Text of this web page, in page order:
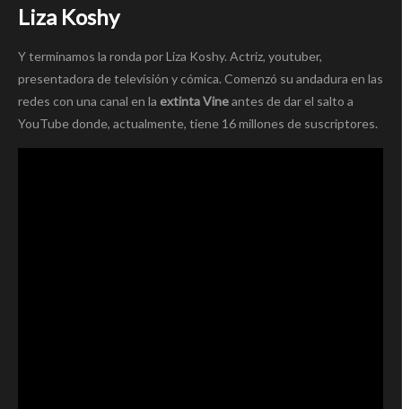
Liza Koshy
Y terminamos la ronda por Liza Koshy. Actriz, youtuber,
presentadora de televisión y cómica. Comenzó su andadura en las
redes con una canal en la extinta Vineantes de dar el salto a
YouTube donde, actualmente, tiene 16 millones de suscriptores.